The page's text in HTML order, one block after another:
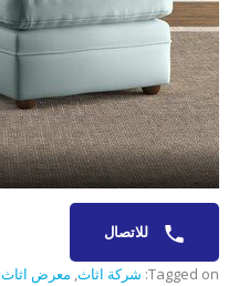
للاتصال
Tagged on: شركة اثاث, معرض اثاث